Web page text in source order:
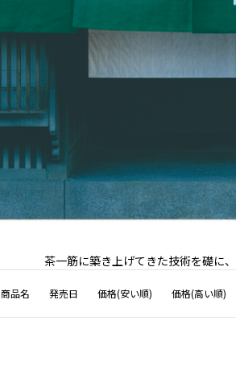
茶一筋に築き上げてきた技術を礎に
商品名 発売日 価格(安い順) 価格(高い順)